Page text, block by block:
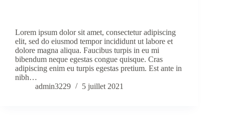
Lorem ipsum dolor sit amet, consectetur adipiscing
elit, sed do eiusmod tempor incididunt ut labore et
dolore magna aliqua. Faucibus turpis in eu mi
bibendum neque egestas congue quisque. Cras
adipiscing enim eu turpis egestas pretium. Est ante in
nibh…
admin3229
5 juillet 2021